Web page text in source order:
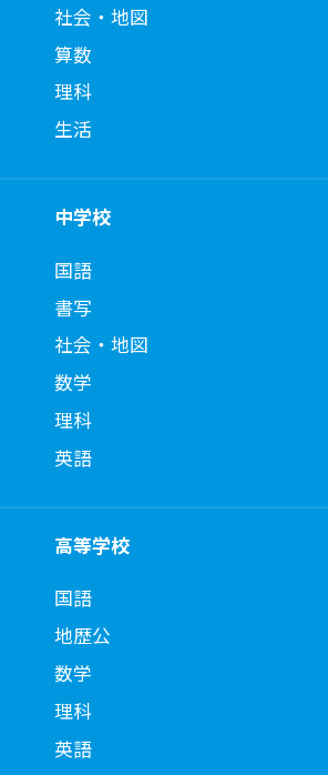
社会・地図
算数
理科
生活
中学校
国語
書写
社会・地図
数学
理科
英語
高等学校
国語
地歴公
数学
理科
英語